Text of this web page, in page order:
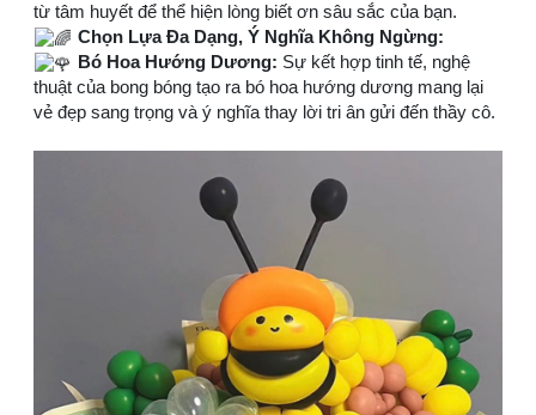
từ tâm huyết để thể hiện lòng biết ơn sâu sắc của bạn.
Chọn Lựa Đa Dạng, Ý Nghĩa Không Ngừng:
Bó Hoa Hướng Dương: Sự kết hợp tinh tế, nghệ
thuật của bong bóng tạo ra bó hoa hướng dương mang lại
vẻ đẹp sang trọng và ý nghĩa thay lời tri ân gửi đến thầy cô.